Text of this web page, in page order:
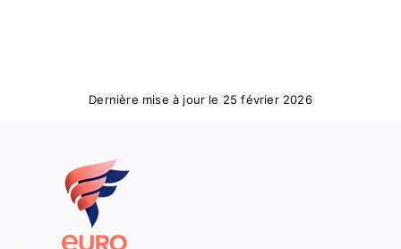
Dernière mise à jour le 25 février 2026